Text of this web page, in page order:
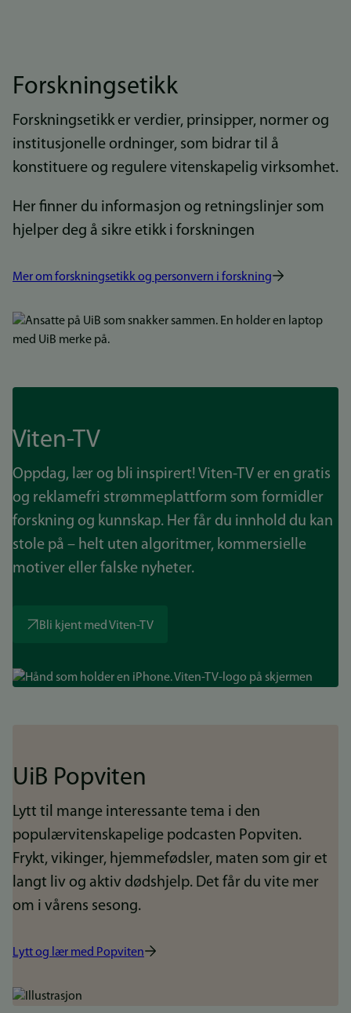
Forskningsetikk
Forskningsetikk er verdier, prinsipper, normer og
institusjonelle ordninger, som bidrar til å
konstituere og regulere vitenskapelig virksomhet.
Her finner du informasjon og retningslinjer som
hjelper deg å sikre etikk i forskningen
Mer om forskningsetikk og personvern i forskning
Bilde
Viten-TV
Oppdag, lær og bli inspirert! Viten-TV er en gratis
og reklamefri strømmeplattform som formidler
forskning og kunnskap. Her får du innhold du kan
stole på – helt uten algoritmer, kommersielle
motiver eller falske nyheter.
Bli kjent med Viten-TV
Bilde
UiB Popviten
Lytt til mange interessante tema i den
populærvitenskapelige podcasten Popviten.
Frykt, vikinger, hjemmefødsler, maten som gir et
langt liv og aktiv dødshjelp. Det får du vite mer
om i vårens sesong.
Lytt og lær med Popviten
Bilde